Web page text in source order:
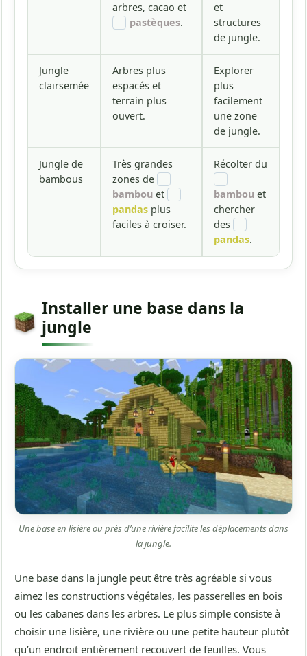
arbres, cacao et
pastèques.
et
structures
de jungle.
Jungle
clairsemée
Arbres plus
espacés et
terrain plus
ouvert.
Explorer
plus
facilement
une zone
de jungle.
Jungle de
bambous
Très grandes
zones de
bambou et
pandas plus
faciles à croiser.
Récolter du
bambou et
chercher
des
pandas.
Installer une base dans la
jungle
Une base en lisière ou près d’une rivière facilite les déplacements dans
la jungle.
Une base dans la jungle peut être très agréable si vous
aimez les constructions végétales, les passerelles en bois
ou les cabanes dans les arbres. Le plus simple consiste à
choisir une lisière, une rivière ou une petite hauteur plutôt
qu’un endroit entièrement recouvert de feuilles. Vous